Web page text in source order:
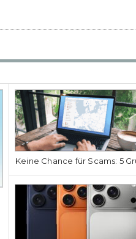
Keine Chance für Scams: 5